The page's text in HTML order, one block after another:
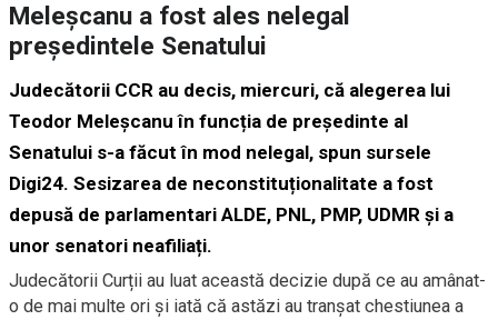
Meleșcanu a fost ales nelegal
președintele Senatului
Judecătorii CCR au decis, miercuri, că alegerea lui
Teodor Meleșcanu în funcția de președinte al
Senatului s-a făcut în mod nelegal, spun sursele
Digi24. Sesizarea de neconstituționalitate a fost
depusă de parlamentari ALDE, PNL, PMP, UDMR și a
unor senatori neafiliați.
Judecătorii Curții au luat această decizie după ce au amânat-
o de mai multe ori și iată că astăzi au tranșat chestiunea a